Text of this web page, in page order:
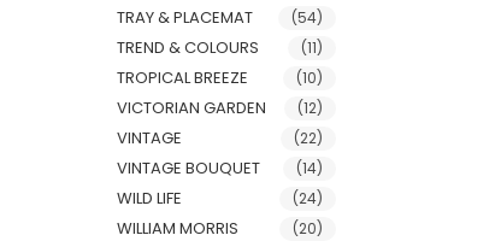
TRAY & PLACEMAT (54)
TREND & COLOURS (11)
TROPICAL BREEZE (10)
VICTORIAN GARDEN (12)
VINTAGE (22)
VINTAGE BOUQUET (14)
WILD LIFE (24)
WILLIAM MORRIS (20)